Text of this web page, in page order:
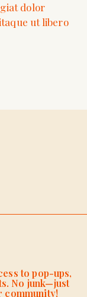
dolor
ut libero
to pop-ups,
No junk—just
community!